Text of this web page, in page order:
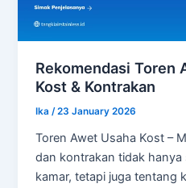
Rekomendasi Toren
Kost & Kontrakan
Ika/23 January 2026
Toren Awet Usaha Kost –
dan kontrakan tidak hanya
kamar, tetapi juga tentang